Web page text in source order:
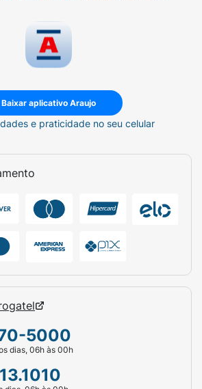
Baixar aplicativo Araujo
e praticidade no seu celular
5000
dias, 06h às 00h